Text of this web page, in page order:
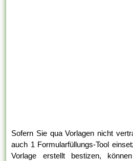
Sofern Sie qua Vorlagen nicht
auch 1 Formularfüllungs-Tool
Vorlage erstellt bestizen,